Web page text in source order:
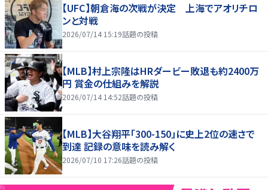
【UFC】朝倉海の次戦が決定 上海でアオリチロ
ンと対戦
2026/07/14 15:19話題の投稿
【MLB】村上宗隆はHRダービー敗退も約2400万
円 賞金の仕組みを解説
2026/07/14 14:52話題の投稿
【MLB】大谷翔平「300-150」に史上2位の速さで
到達 記録の意味を読み解く
2026/07/10 17:26話題の投稿